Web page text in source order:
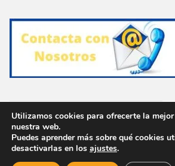
Agencias en Otras Localidades
Utilizamos cookies para ofrecerte la
nuestra web.
Puedes aprender más sobre qué cookies
desactivarlas en los ajustes.
Optimized by Seraphinite
Turns on site high speed to be attractive for